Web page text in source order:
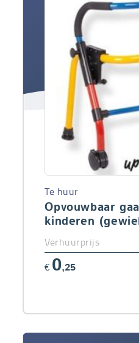
Opvouwbaar
kinderen
Te huur
Verhuurprijs
€ 0,25